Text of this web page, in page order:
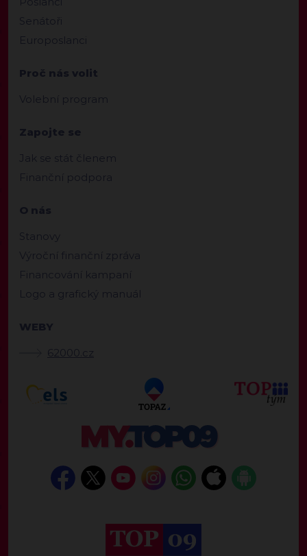
Senátoři
Europoslanci
Proč nás volit
Volební program
Zapojte se
Jak se stát členem
Finanční podpora
O nás
Stanovy
Výroční finanční zpráva
Financování kampaní
Logo a grafický manuál
WEBY
62000.cz